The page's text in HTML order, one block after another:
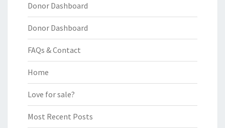
Donor Dashboard
Donor Dashboard
FAQs & Contact
Home
Love for sale?
Most Recent Posts